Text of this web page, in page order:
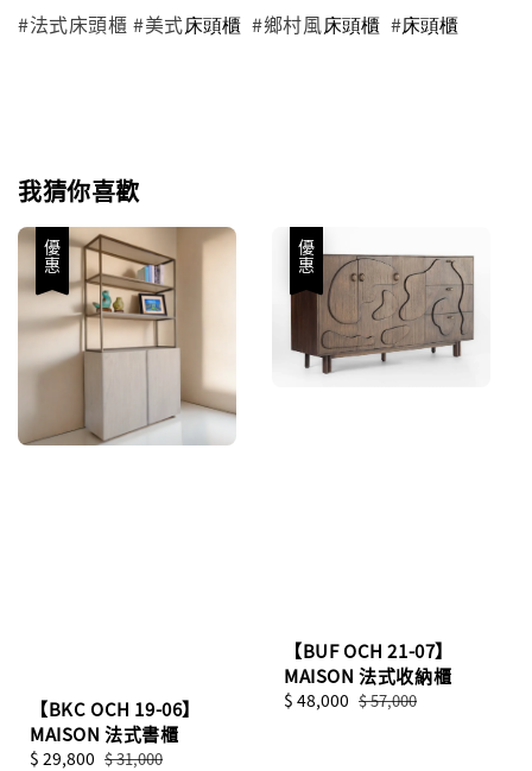
#法式床頭櫃 #美式床頭櫃 #鄉村風床頭櫃#床頭櫃
我猜你喜歡
優惠
【BKC OCH 19-06】
MAISON 法式書櫃
Sale
$ 29,800 Regular
$ 31,000
優惠
【BUF OCH 21-07】
MAISON 法式收納櫃
Sale
$ 48,000 Regular
$ 57,000